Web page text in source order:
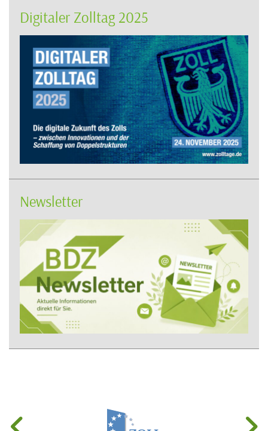
Digitaler Zolltag 2025
Newsletter